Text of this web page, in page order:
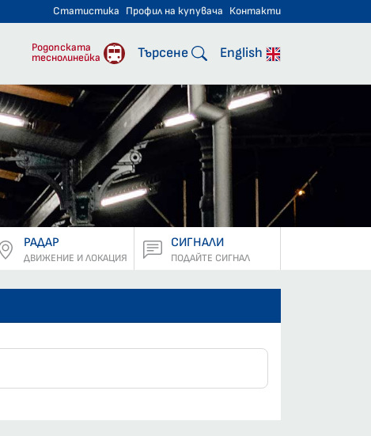
Статистика Профил на купувача Контакти
превози
Родопската
теснолинейка
Търсене English
РАДАР
ДВИЖЕНИЕ И ЛОКАЦИЯ
СИГНАЛИ
ПОДАЙТЕ СИГНАЛ